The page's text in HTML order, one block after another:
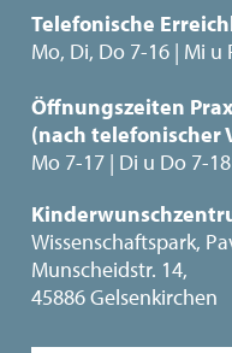
Telefonische
Mo, Di, Do 7-16 | Mi u
Öffnungszeiten
(nach telefonischer
Mo 7-17 | Di u Do 7-
Wissenschaftspark,
Munscheidstr. 14,
45886 Gelsenkirchen